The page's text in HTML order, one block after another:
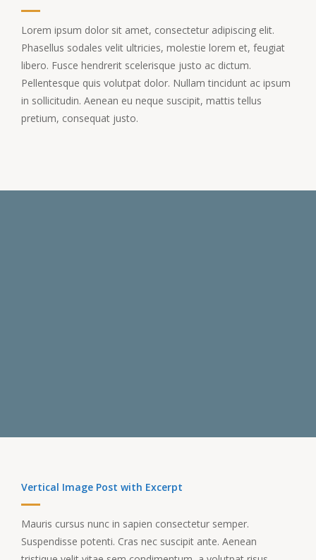
Lorem ipsum dolor sit amet, consectetur adipiscing elit.
Phasellus sodales velit ultricies, molestie lorem et, feugiat
libero. Fusce hendrerit scelerisque justo ac dictum.
Pellentesque quis volutpat dolor. Nullam tincidunt ac ipsum
in sollicitudin. Aenean eu neque suscipit, mattis tellus
pretium, consequat justo.
Vertical Image Post with Excerpt
Mauris cursus nunc in sapien consectetur semper.
Suspendisse potenti. Cras nec suscipit ante. Aenean